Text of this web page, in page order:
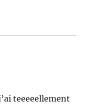
teeeeellement